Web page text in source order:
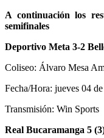
A continuación los
semifinales
Deportivo Meta 3-2
Coliseo: Álvaro Mesa
Fecha/Hora: jueves 04
Transmisión: Win Sports
Real Bucaramanga 5